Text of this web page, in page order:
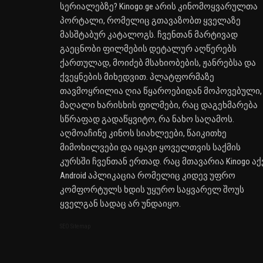
სერიალებზე? Kinogo.ge არის კინომოყვარულთა
პორტალი, რომელიც გთავაზობთ ყველაზე
მასშტაბურ კატალოგს. ჩვენთან მარტივად
გაეცნობი ფილმების დეტალურ აღწერებს
ქართულად, მოიძებ მსახიობების, ჟანრებსა და
ქვეყნების მიხედვით. პლატფორმაზე
თავმოყრილია ღია წყაროებიდან მოპოვებული,
მაღალი ხარისხის ფილმები, რაც დაგეხმარება
სწრაფად გადაწყვიტო, რა ნახო საღამოს.
აღმოაჩინე კინოს სიახლეები, წაიკითხე
მიმოხილვები და იყავი ყოველთვის საქმის
კურსში ჩვენთან ერთად. რაც მთავარია Kinogo
Android აპლიკაცია რომელიც კიდევ უფრო
კომფორტულს ხდის უყურო საყვარელ შოუს
ყველგან სადაც არ უნდაიყო.